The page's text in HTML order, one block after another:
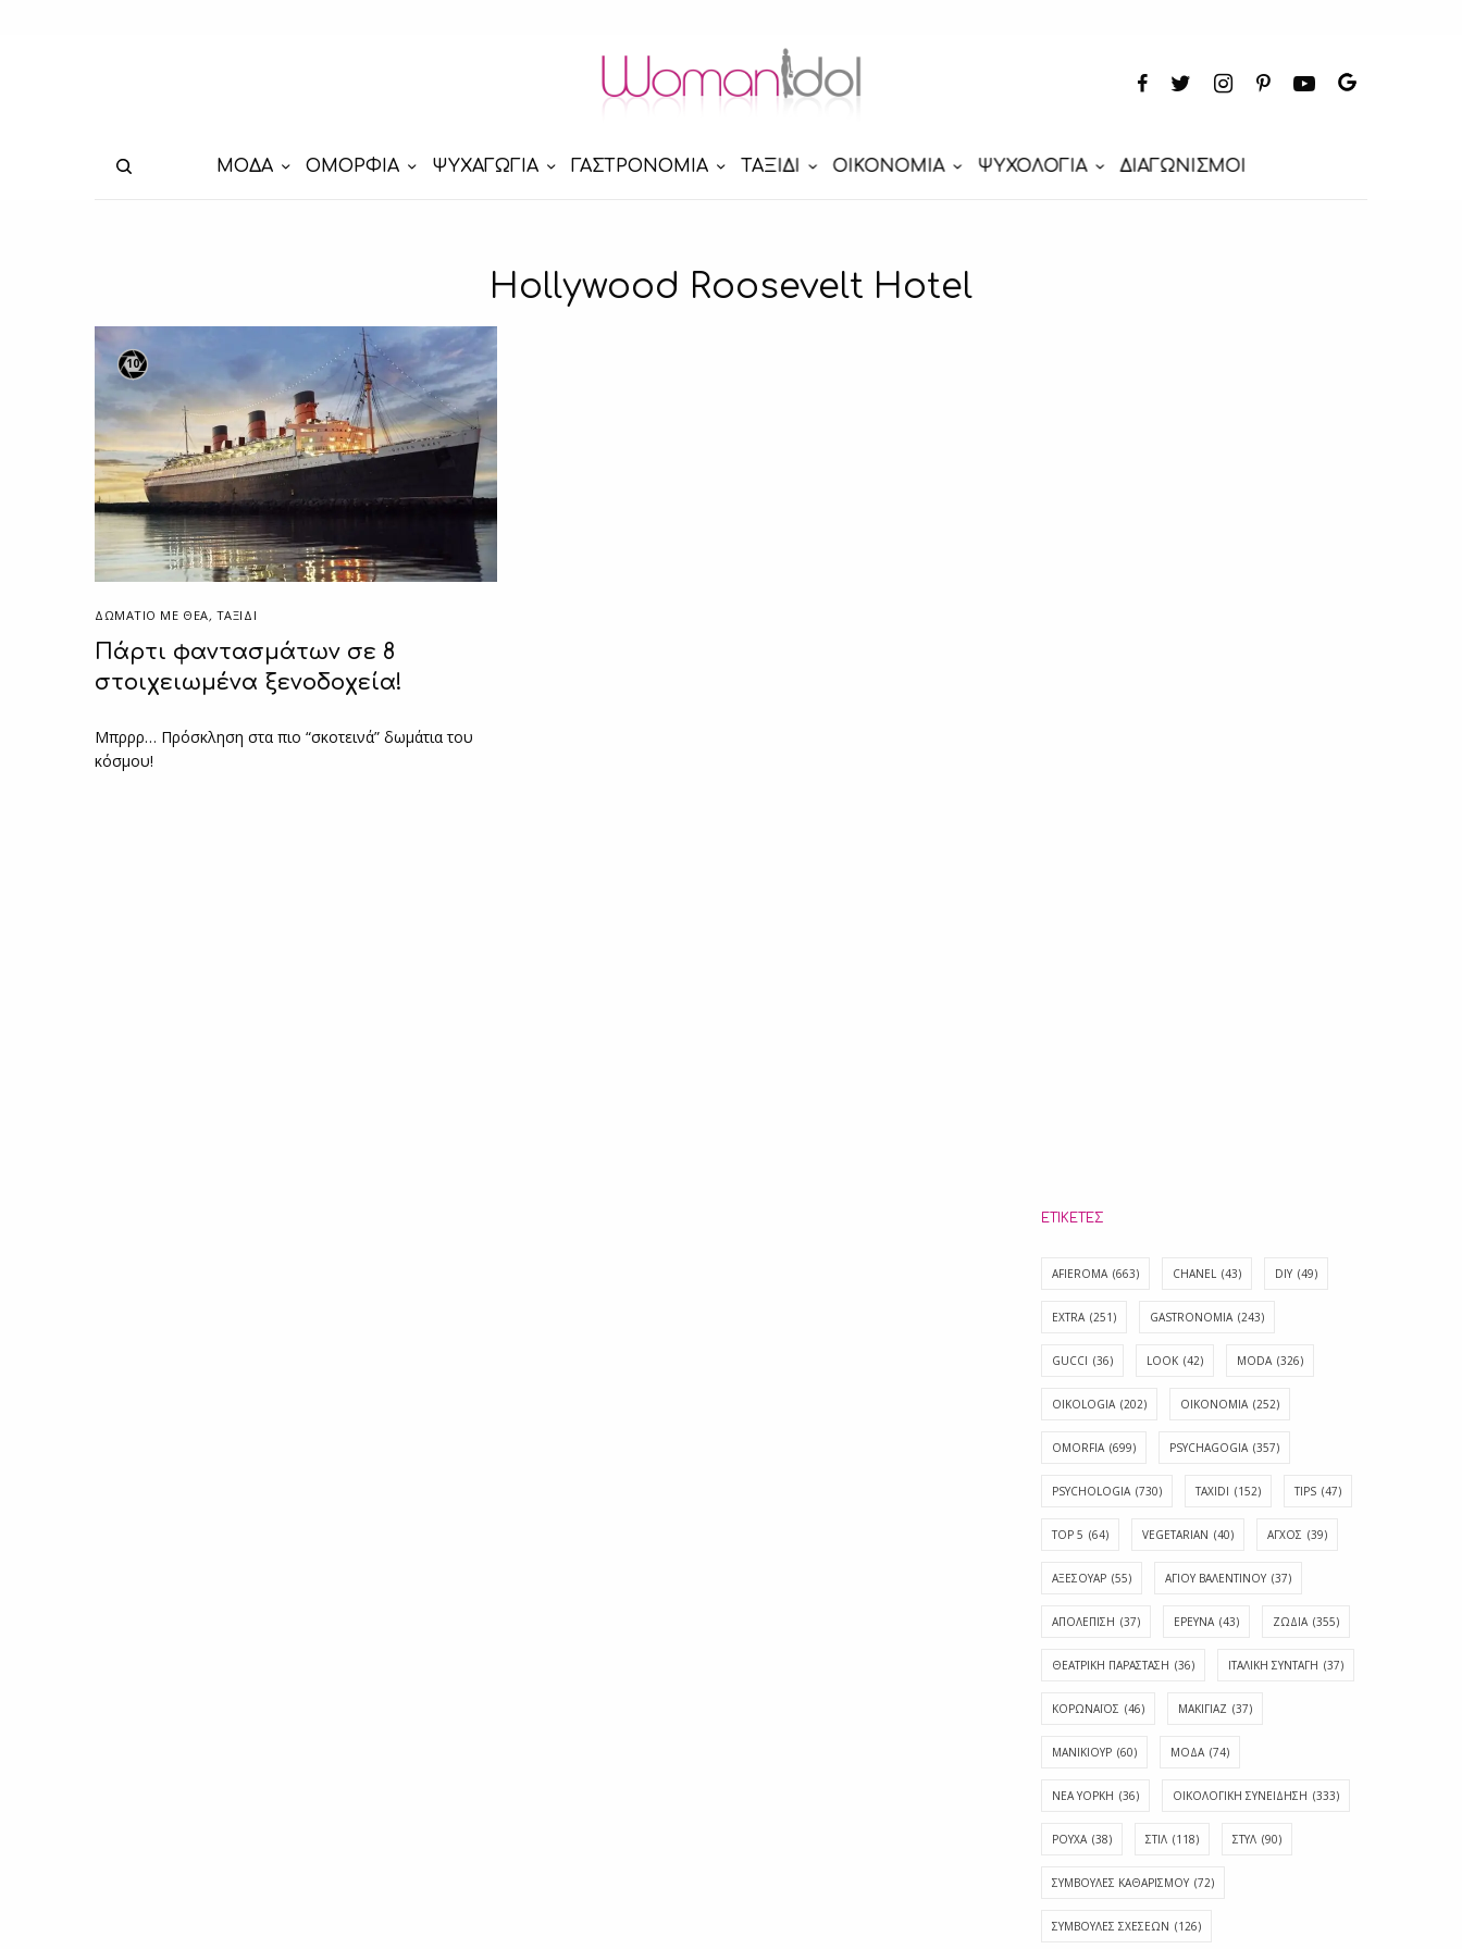
ΜΟΔΑ ΟΜΟΡΦΙΑ ΨΥΧΑΓΩΓΙΑ ΓΑΣΤΡΟΝΟΜΙΑ ΤΑΞΙΔΙ ΟΙΚΟΝΟΜΙΑ ΨΥΧΟΛΟΓΙΑ ΔΙΑΓΩΝΙΣΜΟΙ
Hollywood Roosevelt Hotel
10
ΔΩΜΆΤΙΟ ΜΕ ΘΈΑ, ΤΑΞΙΔΙ
Πάρτι φαντασμάτων σε 8
στοιχειωμένα ξενοδοχεία!
Μπρρρ… Πρόσκληση στα πιο “σκοτεινά” δωμάτια του
κόσμου!
ΕΤΙΚΈΤΕΣ
AFIEROMA (663) CHANEL (43) DIY (49)
EXTRA (251) GASTRONOMIA (243)
GUCCI (36) LOOK (42) MODA (326)
OIKOLOGIA (202) OIKONOMIA (252)
OMORFIA (699) PSYCHAGOGIA (357)
PSYCHOLOGIA (730) TAXIDI (152) TIPS (47)
TOP 5 (64) VEGETARIAN (40) ΑΓΧΟΣ (39)
ΑΞΕΣΟΥΑΡ (55) ΑΓΊΟΥ ΒΑΛΕΝΤΊΝΟΥ (37)
ΑΠΟΛΈΠΙΣΗ (37) ΕΡΕΥΝΑ (43) ΖΩΔΙΑ (355)
ΘΕΑΤΡΙΚΗ ΠΑΡΑΣΤΑΣΗ (36) ΙΤΑΛΙΚΗ ΣΥΝΤΑΓΗ (37)
ΚΟΡΩΝΑΪΟΣ (46) ΜΑΚΙΓΙΑΖ (37)
ΜΑΝΙΚΙΟΥΡ (60) ΜΟΔΑ (74)
ΝΕΑ ΥΟΡΚΗ (36) ΟΙΚΟΛΟΓΙΚΗ ΣΥΝΕΙΔΗΣΗ (333)
ΡΟΥΧΑ (38) ΣΤΙΛ (118) ΣΤΥΛ (90)
ΣΥΜΒΟΥΛΕΣ ΚΑΘΑΡΙΣΜΟΥ (72)
ΣΥΜΒΟΥΛΕΣ ΣΧΕΣΕΩΝ (126)